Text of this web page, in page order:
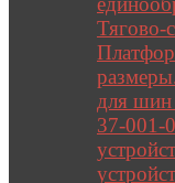
Тягово-
для
37-001-